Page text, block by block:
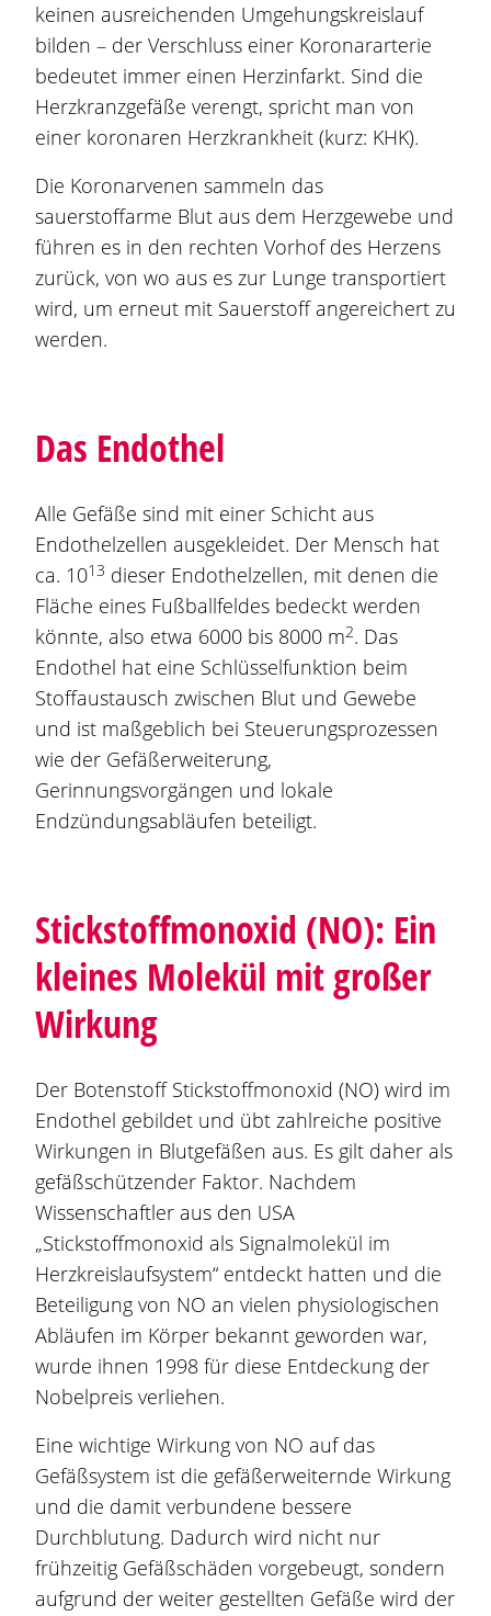
keinen ausreichenden Umgehungskreislauf
bilden – der Verschluss einer Koronararterie
bedeutet immer einen Herzinfarkt. Sind die
Herzkranzgefäße verengt, spricht man von
einer koronaren Herzkrankheit (kurz: KHK).
Die Koronarvenen sammeln das
sauerstoffarme Blut aus dem Herzgewebe und
führen es in den rechten Vorhof des Herzens
zurück, von wo aus es zur Lunge transportiert
wird, um erneut mit Sauerstoff angereichert zu
werden.
Das Endothel
Alle Gefäße sind mit einer Schicht aus
Endothelzellen ausgekleidet. Der Mensch hat
ca. 1013 dieser Endothelzellen, mit denen die
Fläche eines Fußballfeldes bedeckt werden
könnte, also etwa 6000 bis 8000 m2. Das
Endothel hat eine Schlüsselfunktion beim
Stoffaustausch zwischen Blut und Gewebe
und ist maßgeblich bei Steuerungsprozessen
wie der Gefäßerweiterung,
Gerinnungsvorgängen und lokale
Endzündungsabläufen beteiligt.
Stickstoffmonoxid (NO): Ein
kleines Molekül mit großer
Wirkung
Der Botenstoff Stickstoffmonoxid (NO) wird im
Endothel gebildet und übt zahlreiche positive
Wirkungen in Blutgefäßen aus. Es gilt daher als
gefäßschützender Faktor. Nachdem
Wissenschaftler aus den USA
„Stickstoffmonoxid als Signalmolekül im
Herzkreislaufsystem“ entdeckt hatten und die
Beteiligung von NO an vielen physiologischen
Abläufen im Körper bekannt geworden war,
wurde ihnen 1998 für diese Entdeckung der
Nobelpreis verliehen.
Eine wichtige Wirkung von NO auf das
Gefäßsystem ist die gefäßerweiternde Wirkung
und die damit verbundene bessere
Durchblutung. Dadurch wird nicht nur
frühzeitig Gefäßschäden vorgebeugt, sondern
aufgrund der weiter gestellten Gefäße wird der